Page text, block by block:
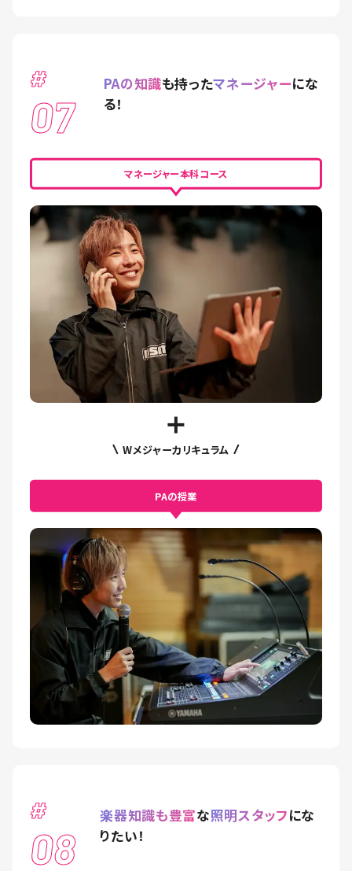
#
07
PAの知識も持ったマネージャーにな
る！
マネージャー本科コース
Wメジャーカリキュラム
PAの授業
#
08
楽器知識も豊富な照明スタッフにな
りたい！